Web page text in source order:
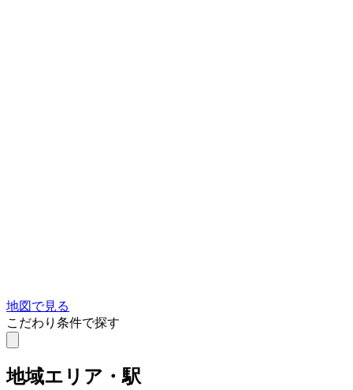
地図で見る
こだわり条件で探す
地域エリア・駅